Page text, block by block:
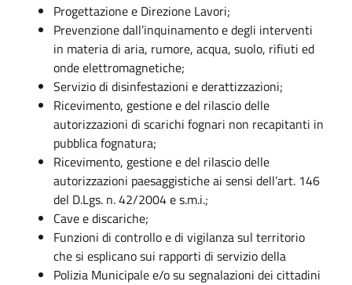
Progettazione e Direzione Lavori;
Prevenzione dall’inquinamento e degli interventi
in materia di aria, rumore, acqua, suolo, rifiuti ed
onde elettromagnetiche;
Servizio di disinfestazioni e derattizzazioni;
Ricevimento, gestione e del rilascio delle
autorizzazioni di scarichi fognari non recapitanti in
pubblica fognatura;
Ricevimento, gestione e del rilascio delle
autorizzazioni paesaggistiche ai sensi dell’art. 146
del D.Lgs. n. 42/2004 e s.m.i.;
Cave e discariche;
Funzioni di controllo e di vigilanza sul territorio
che si esplicano sui rapporti di servizio della
Polizia Municipale e/o su segnalazioni dei cittadini